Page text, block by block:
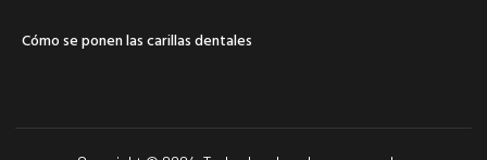
Cómo se ponen las carillas dentales